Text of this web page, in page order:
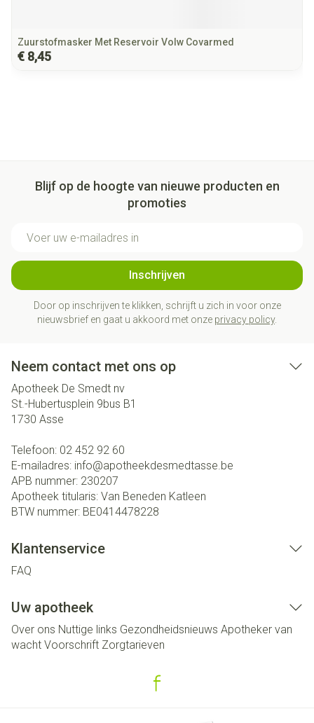
Zuurstofmasker Met Reservoir Volw Covarmed
€ 8,45
Blijf op de hoogte van nieuwe producten en
promoties
Inschrijven
Door op inschrijven te klikken, schrijft u zich in voor onze
nieuwsbrief en gaat u akkoord met onze privacy policy.
Neem contact met ons op
Apotheek De Smedt nv
St.-Hubertusplein 9bus B1
1730 Asse
Telefoon: 02 452 92 60
E-mailadres: info@apotheekdesmedtasse.be
APB nummer: 230207
Apotheek titularis: Van Beneden Katleen
BTW nummer: BE0414478228
Klantenservice
FAQ
Uw apotheek
Over ons Nuttige links Gezondheidsnieuws Apotheker van
wacht Voorschrift Zorgtarieven